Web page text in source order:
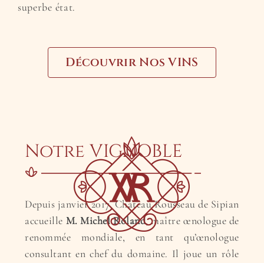
superbe état.
Découvrir Nos VINS
Notre VIGNOBLE
Depuis janvier 2017, Château Rousseau de Sipian
accueille M. Michel Roland, maître œnologue de
renommée mondiale, en tant qu’œnologue
consultant en chef du domaine. Il joue un rôle